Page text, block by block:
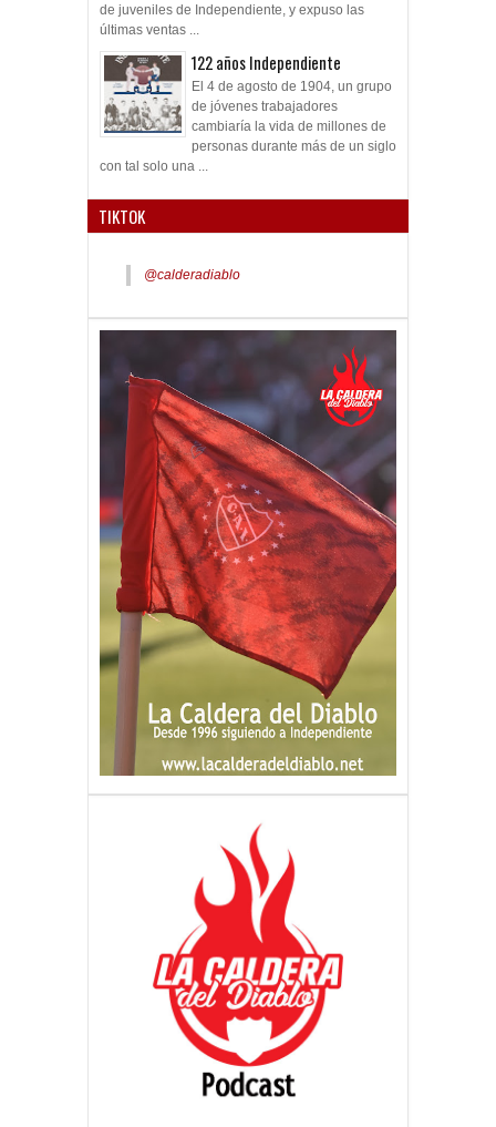
de juveniles de Independiente, y expuso las
últimas ventas ...
122 años Independiente
El 4 de agosto de 1904, un grupo
de jóvenes trabajadores
cambiaría la vida de millones de
personas durante más de un siglo
con tal solo una ...
TIKTOK
@calderadiablo